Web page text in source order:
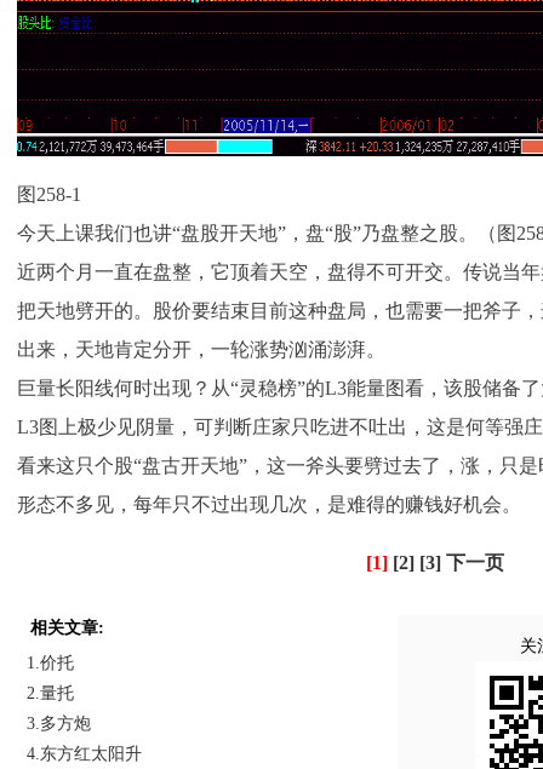
图258-1
今天上课我们也讲“盘股开天地”，盘“股”乃盘整之股。（图
近两个月一直在盘整，它顶着天空，盘得不可开交。传说当
把天地劈开的。股价要结束目前这种盘局，也需要一把斧子
出来，天地肯定分开，一轮涨势汹涌澎湃。
巨量长阳线何时出现？从“灵稳榜”的L3能量图看，该股储备
L3图上极少见阴量，可判断庄家只吃进不吐出，这是何等强
看来这只个股“盘古开天地”，这一斧头要劈过去了，涨，只
形态不多见，每年只不过出现几次，是难得的赚钱好机会。
[1] [2] [3] 下一页
相关文章:
1.价托
2.量托
3.多方炮
4.东方红太阳升
关